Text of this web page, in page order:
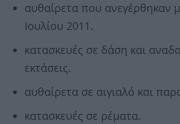
αυθαίρετα που ανεγέρθηκαν
Ιουλίου 2011.
κατασκευές σε δάση και
εκτάσεις.
αυθαίρετα σε αιγιαλό και
κατασκευές σε ρέματα.